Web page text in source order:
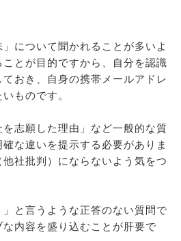
」について聞かれることが多いよ
とが目的ですから、自分を認識
おき、自身の携帯メールアドレ
ものです。
を志願した理由」など一般的な質
な違いを提示する必要がありま
社批判）にならないよう気をつ
」と言うような正答のない質問で
内容を盛り込むことが肝要で